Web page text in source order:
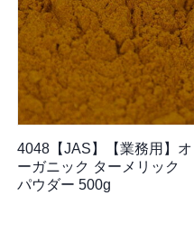
4048【JAS】【業務用】オ
ーガニック ターメリック
パウダー 500g